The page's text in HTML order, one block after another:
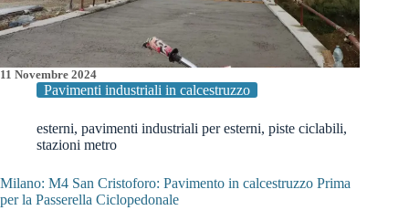
11 Novembre 2024
Pavimenti industriali in calcestruzzo
esterni, pavimenti industriali per esterni, piste ciclabili,
stazioni metro
Milano: M4 San Cristoforo: Pavimento in calcestruzzo Prima
per la Passerella Ciclopedonale